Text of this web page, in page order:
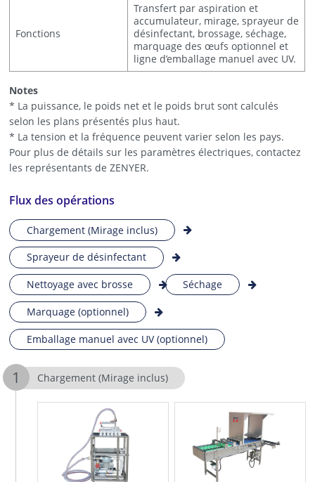
Fonctions
Transfert par aspiration et
accumulateur, mirage, sprayeur de
désinfectant, brossage, séchage,
marquage des œufs optionnel et
ligne d’emballage manuel avec UV.
Notes
* La puissance, le poids net et le poids brut sont calculés
selon les plans présentés plus haut.
* La tension et la fréquence peuvent varier selon les pays.
Pour plus de détails sur les paramètres électriques, contactez
les représentants de ZENYER.
Flux des opérations
Chargement (Mirage inclus)
Sprayeur de désinfectant
Nettoyage avec brosse Séchage
Marquage (optionnel)
Emballage manuel avec UV (optionnel)
Chargement (Mirage inclus)